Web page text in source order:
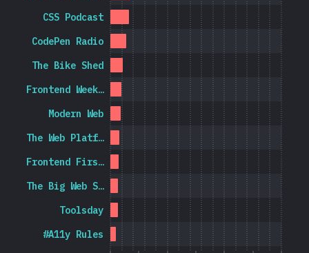
#A11y Rules
Toolsday
The Big Web S…
Frontend Firs…
The Web Platf…
Modern Web
Frontend Week…
The Bike Shed
CodePen Radio
CSS Podcast